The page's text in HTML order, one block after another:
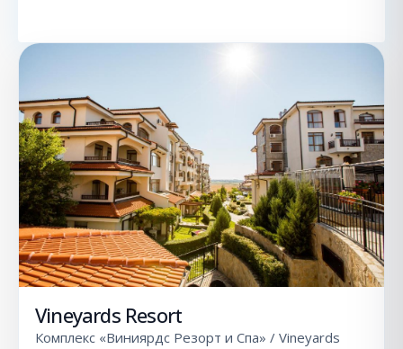
Vineyards Resort
Комплекс «Виниярдс Резорт и Спа» / Vineyards